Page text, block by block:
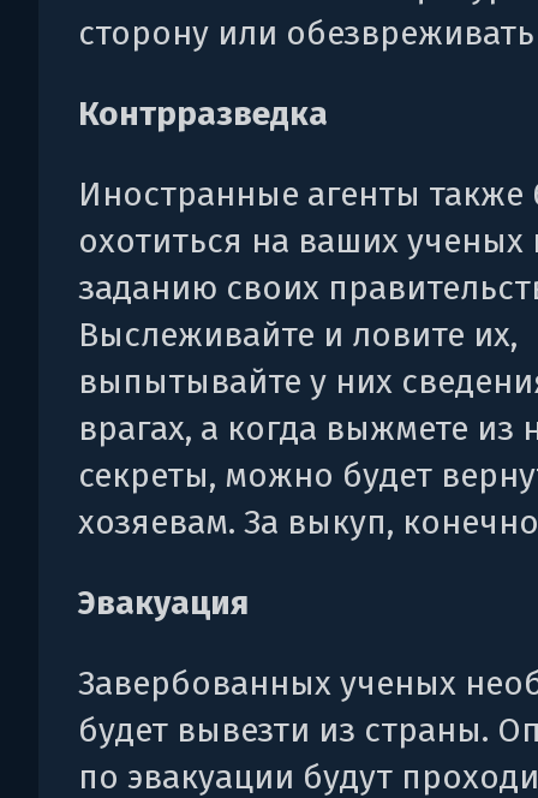
сторону или
Контрразведка
Иностранные агенты также
охотиться на ваших ученых
заданию своих
Выслеживайте и ловите их,
выпытывайте у них
врагах, а когда выжмете из
секреты, можно будет
хозяевам. За выкуп,
Эвакуация
Завербованных ученых
будет вывезти из страны.
по эвакуации будут